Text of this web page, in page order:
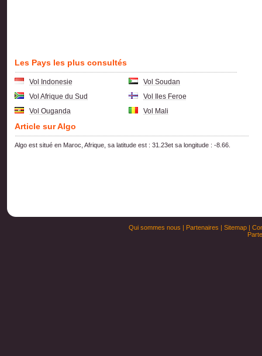
Les Pays les plus consultés
Vol Indonesie
Vol Soudan
Vol Afrique du Sud
Vol Iles Feroe
Vol Ouganda
Vol Mali
Article sur Algo
Algo est situé en Maroc, Afrique, sa latitude est : 31.23et sa longitude : -8.66.
Qui sommes nous | Partenaires | Sitemap|